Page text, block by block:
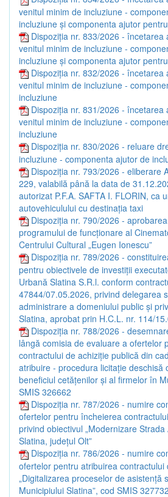
venitul minim de incluziune -
incluziune și componenta ajutor
Dispoziția nr. 833/2026 - încetarea
venitul minim de incluziune -
incluziune și componenta ajutor
Dispoziția nr. 832/2026 - încetarea
venitul minim de incluziune -
incluziune
Dispoziția nr. 831/2026 - încetarea
venitul minim de incluziune -
incluziune
Dispoziția nr. 830/2026 - reluare
incluziune - componenta ajutor de
Dispoziția nr. 793/2026 - eliberare
229, valabilă până la data de
autorizat P.F.A. SAFTA I. FLORIN, ca
autovehiculului cu destinația taxi
Dispoziția nr. 790/2026 -
programului de funcționare al
Centrului Cultural „Eugen Ionescu”
Dispoziția nr. 789/2026 -
pentru obiectivele de investiții
Urbană Slatina S.R.l. conform
47844/07.05.2026, privind delegarea
administrare a domeniului public și
Slatina, aprobat prin H.C.L. nr. 114/
Dispoziția nr. 788/2026 -
lângă comisia de evaluare a ofertelor
contractului de achiziție publică din
atribuire - procedura licitație deschisă
beneficiul cetățenilor și al firmelor în
SMIS 326662
Dispoziția nr. 787/2026 - numire
ofertelor pentru încheierea
privind obiectivul „Modernizare
Slatina, județul Olt”
Dispoziția nr. 786/2026 - numire
ofertelor pentru atribuirea contractului
„Digitalizarea proceselor de asistență
Municipiului Slatina”, cod SMIS 327732